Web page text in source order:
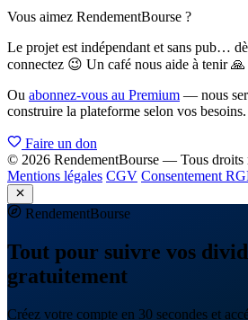
Vous aimez RendementBourse ?
Le projet est indépendant et sans pub…
connectez 😉 Un café nous aide à tenir 🙏
Ou abonnez-vous au Premium — nous
construire la plateforme selon vos besoins.
Faire un don
© 2026 RendementBourse — Tous droits
Mentions légales CGV Consentement
RendementBourse
Tout pour suivre vos
gratuitement
Créez votre compte en 30 secondes et